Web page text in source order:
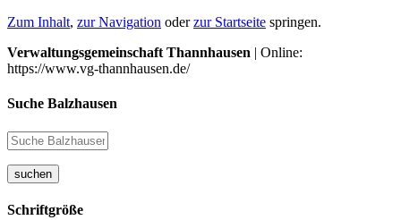
Zum Inhalt, zur Navigation oderzur Startseite springen.
Verwaltungsgemeinschaft Thannhausen | Online:
https://www.vg-thannhausen.de/
Suche Balzhausen
suchen
Schriftgröße